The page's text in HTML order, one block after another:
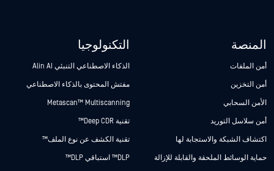
المنصة
أمن الملفات
أمن التخزين
الأمن السحابي
أمن سلاسل التوريد
اكتشاف الشبكة والاستجابة لها
حماية الوسائط الملحقة والقابلة للإزالة
التكنولوجيا
الذكاء الاصطناعي التنبئي Alin AI
مفتش المحتوى بالذكاء الاصطناعي
Metascan™ Multiscanning
تقنية Deep CDR™
تقنية الكشف عن نوع الملف™
DLP™ استباقي DLP™